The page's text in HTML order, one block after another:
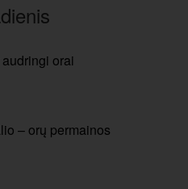
orai
– orų permainos